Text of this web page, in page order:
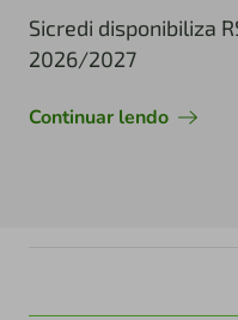
Sicredi disponibiliza
2026/2027
Continuar lendo